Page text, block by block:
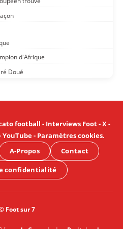
d'Afrique
Doué
football - Interviews Foot-X-
YouTube- Paramètres cookies.
A-Propos Contact
confidentialité
Foot sur 7